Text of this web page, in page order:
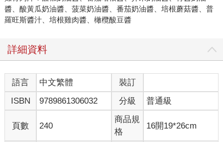
醬、酸黃瓜奶油醬、菠菜奶油醬、番茄奶油醬、培根蘑菇醬、普
羅旺斯醬汁、培根雞肉醬、橄欖酸豆醬
詳細資料
語言 中文繁體
裝訂
ISBN
9789861306032 分級 普通級
頁數 240
商品規
格
16開19*26cm